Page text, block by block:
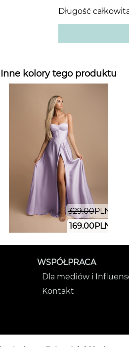
Długość
Inne kolory tego produktu
329.00PLN
169.00PLN
WSPÓŁPRACA
Dla mediów i
Kontakt